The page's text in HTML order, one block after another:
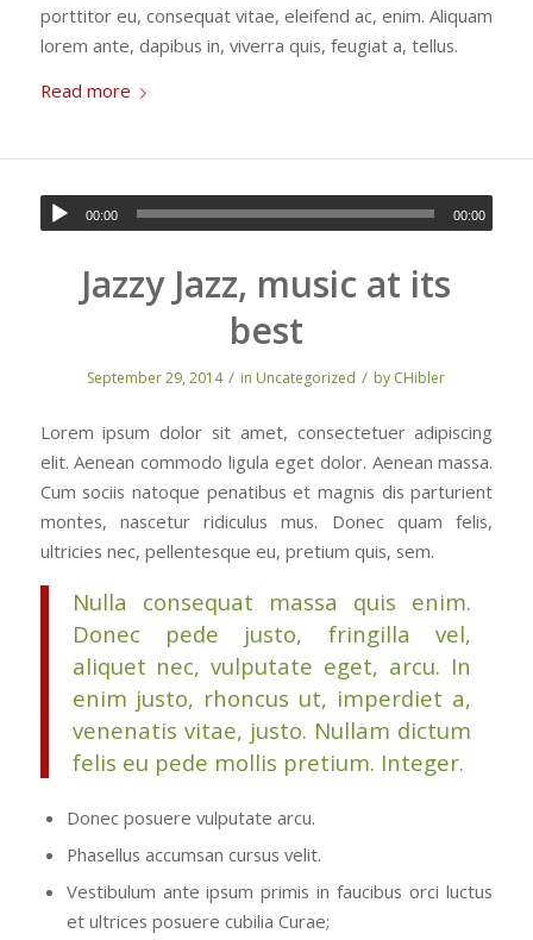
porttitor eu, consequat vitae, eleifend ac, enim. Aliquam
lorem ante, dapibus in, viverra quis, feugiat a, tellus.
Read more
00:00 00:00
Jazzy Jazz, music at its
best
September 29, 2014 / in Uncategorized / by CHibler
Lorem ipsum dolor sit amet, consectetuer adipiscing
elit. Aenean commodo ligula eget dolor. Aenean massa.
Cum sociis natoque penatibus et magnis dis parturient
montes, nascetur ridiculus mus. Donec quam felis,
ultricies nec, pellentesque eu, pretium quis, sem.
Nulla consequat massa quis enim.
Donec pede justo, fringilla vel,
aliquet nec, vulputate eget, arcu. In
enim justo, rhoncus ut, imperdiet a,
venenatis vitae, justo. Nullam dictum
felis eu pede mollis pretium. Integer.
Donec posuere vulputate arcu.
Phasellus accumsan cursus velit.
Vestibulum ante ipsum primis in faucibus orci luctus
et ultrices posuere cubilia Curae;